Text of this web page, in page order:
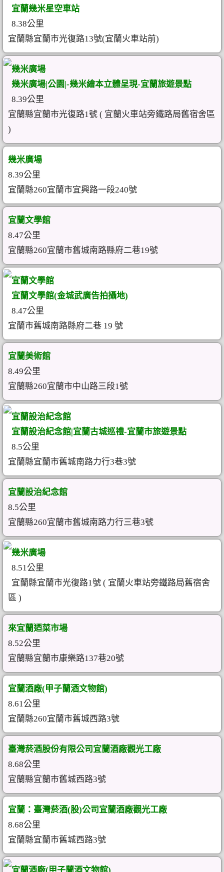
宜蘭幾米星空車站
8.38公里
宜蘭縣宜蘭市光復路13號(宜蘭火車站前)
幾米廣場
幾米廣場|公園|-幾米繪本立體呈現-宜蘭旅遊景點
8.39公里
宜蘭縣宜蘭市光復路1號 ( 宜蘭火車站旁鐵路局舊宿舍區
)
幾米廣場
8.39公里
宜蘭縣260宜蘭市宜興路一段240號
宜蘭文學館
8.47公里
宜蘭縣260宜蘭市舊城南路縣府二巷19號
宜蘭文學館
宜蘭文學館(金城武廣告拍攝地)
8.47公里
宜蘭市舊城南路縣府二巷 19 號
宜蘭美術館
8.49公里
宜蘭縣260宜蘭市中山路三段1號
宜蘭設治紀念館
宜蘭設治紀念館|宜蘭古城巡禮-宜蘭市旅遊景點
8.5公里
宜蘭縣宜蘭市舊城南路力行3巷3號
宜蘭設治紀念館
8.5公里
宜蘭縣260宜蘭市舊城南路力行三巷3號
幾米廣場
8.51公里
宜蘭縣宜蘭市光復路1號 ( 宜蘭火車站旁鐵路局舊宿舍
區 )
來宜蘭迺菜市場
8.52公里
宜蘭縣宜蘭市康樂路137巷20號
宜蘭酒廠(甲子蘭酒文物館)
8.61公里
宜蘭縣260宜蘭市舊城西路3號
臺灣菸酒股份有限公司宜蘭酒廠觀光工廠
8.68公里
宜蘭縣宜蘭市舊城西路3號
宜蘭：臺灣菸酒(股)公司宜蘭酒廠觀光工廠
8.68公里
宜蘭縣宜蘭市舊城西路3號